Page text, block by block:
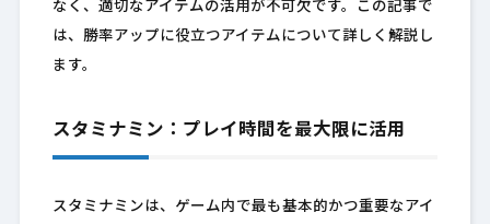
なく、適切なアイテムの活用が不可欠です。この記事で
は、勝率アップに役立つアイテムについて詳しく解説し
ます。
スタミナミン：プレイ時間を最大限に活用
スタミナミンは、ゲーム内で最も基本的かつ重要なアイ